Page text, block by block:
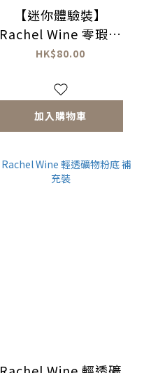
【迷你體驗裝】
Rachel Wine 零瑕疵
礦物遮瑕粉（不附送粉
HK$80.00
加入購物車